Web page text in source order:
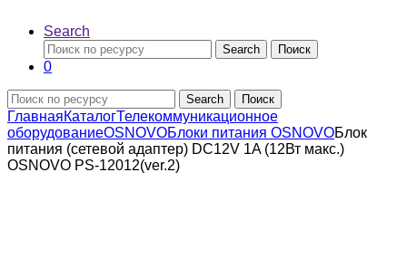
Search
Search Поиск
0
Search Поиск
ГлавнаяКаталогТелекоммуникационное
оборудованиеOSNOVOБлоки питания OSNOVOБлок
питания (сетевой адаптер) DC12V 1A (12Вт макс.)
OSNOVO PS-12012(ver.2)